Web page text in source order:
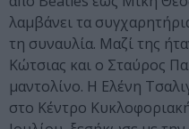
λαμβάνει τα
τη συναυλία. Μαζί της
Κώτσιας και ο Σταύρος
μαντολίνο. Η Ελένη
στο Κέντρο